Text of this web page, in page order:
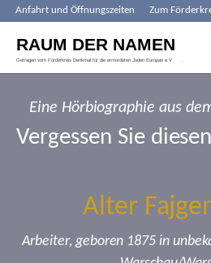
Anfahrt und Öffnungszeiten Zum
Eine Hörbiographie aus
Vergessen Sie
Alter
Arbeiter, geboren 1875 in